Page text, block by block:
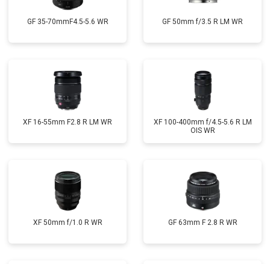
GF 35-70mmF4.5-5.6 WR GF 50mm f/3.5 R LM WR
XF 16-55mm F2.8 R LM WR
XF 100-400mm f/4.5-5.6 R LM
OIS WR
XF 50mm f/1.0 R WR GF 63mm F 2.8 R WR